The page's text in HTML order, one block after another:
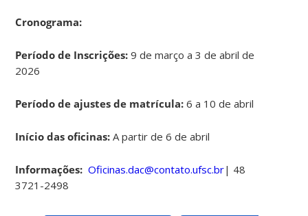
Cronograma:
Período de Inscrições:9 de março a 3 de abril de
2026
Período de ajustes de matrícula: 6 a 10 de abril
Início das oficinas: A partir de 6 de abril
Informações:Oficinas.dac@contato.ufsc.br| 48
3721-2498